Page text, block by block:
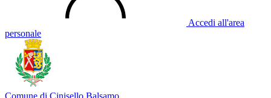
Accedi all'area
personale
Comune di Cinisello Balsamo